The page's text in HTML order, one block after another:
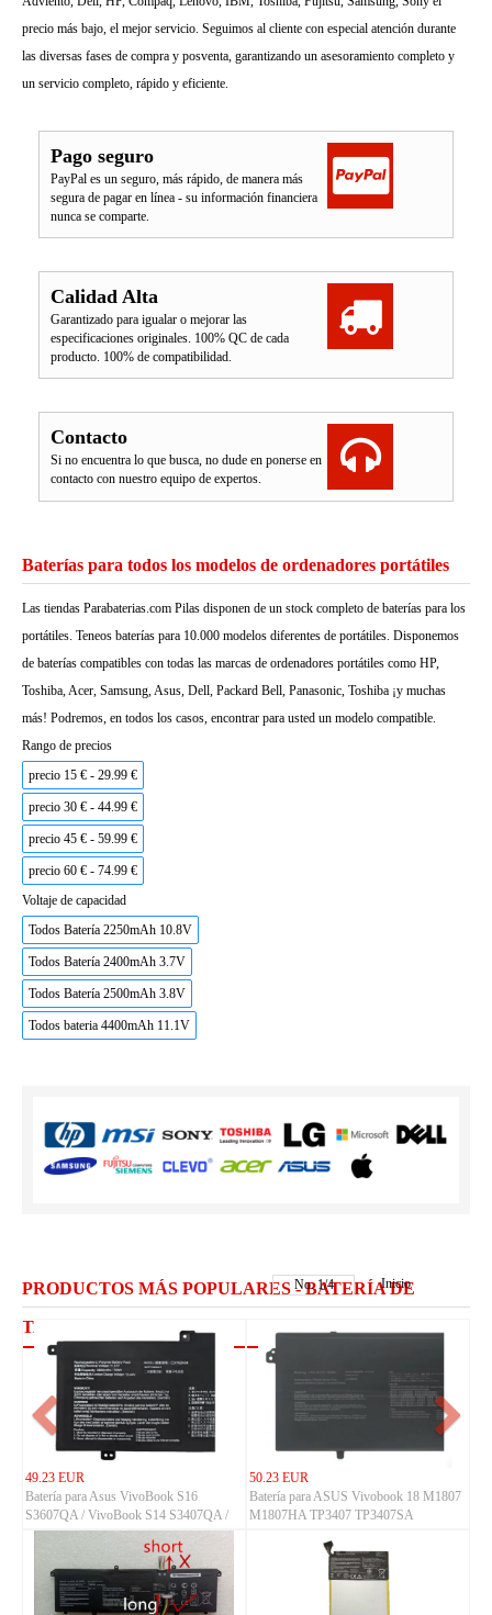
precio más bajo, el mejor servicio. Seguimos al cliente con especial atención durante
las diversas fases de compra y posventa, garantizando un asesoramiento completo y
un servicio completo, rápido y eficiente.
Pago seguro
PayPal es un seguro, más rápido, de manera más
segura de pagar en línea - su información financiera
nunca se comparte.
Calidad Alta
Garantizado para igualar o mejorar las
especificaciones originales. 100% QC de cada
producto. 100% de compatibilidad.
Contacto
Si no encuentra lo que busca, no dude en ponerse en
contacto con nuestro equipo de expertos.
Baterías para todos los modelos de ordenadores portátiles
Las tiendas Parabaterias.com Pilas disponen de un stock completo de baterías para los
portátiles. Teneos baterías para 10.000 modelos diferentes de portátiles. Disponemos
de baterías compatibles con todas las marcas de ordenadores portátiles como HP,
Toshiba, Acer, Samsung, Asus, Dell, Packard Bell, Panasonic, Toshiba ¡y muchas
más! Podremos, en todos los casos, encontrar para usted un modelo compatible.
Rango de precios
precio 15 € - 29.99 €
precio 30 € - 44.99 €
precio 45 € - 59.99 €
precio 60 € - 74.99 €
Voltaje de capacidad
Todos Batería 2250mAh 10.8V
Todos Batería 2400mAh 3.7V
Todos Batería 2500mAh 3.8V
Todos bateria 4400mAh 11.1V
PRODUCTOS MÁS POPULARES - BATERÍA DE
TABLET PC ASUS
No.1/4 Inicio
49.23 EUR
Batería para Asus VivoBook S16
S3607QA / VivoBook S14 S3407QA /
ZenBook A14 UX3407QA Series
50.23 EUR
Batería para ASUS Vivobook 18 M1807
M1807HA TP3407 TP3407SA